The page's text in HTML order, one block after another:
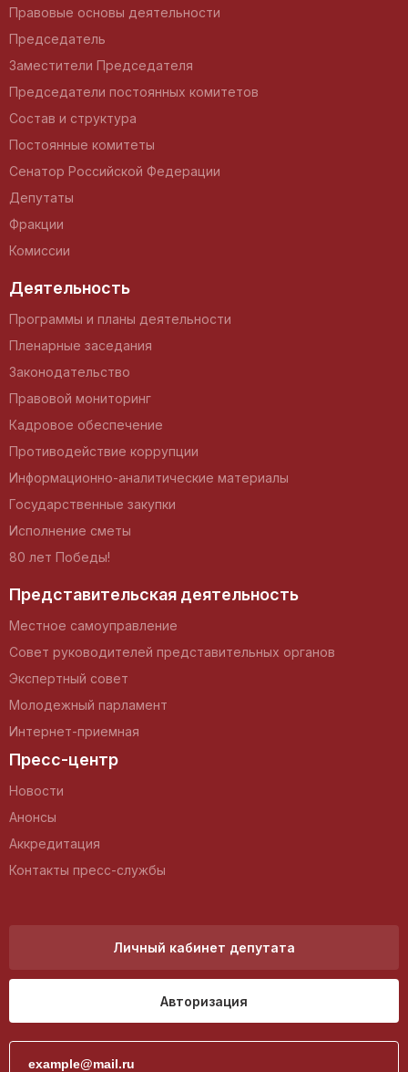
Правовые основы деятельности
Председатель
Заместители Председателя
Председатели постоянных комитетов
Состав и структура
Постоянные комитеты
Сенатор Российской Федерации
Депутаты
Фракции
Комиссии
Деятельность
Программы и планы деятельности
Пленарные заседания
Законодательство
Правовой мониторинг
Кадровое обеспечение
Противодействие коррупции
Информационно-аналитические материалы
Государственные закупки
Исполнение сметы
80 лет Победы!
Представительская деятельность
Местное самоуправление
Совет руководителей представительных органов
Экспертный совет
Молодежный парламент
Интернет-приемная
Пресс-центр
Новости
Анонсы
Аккредитация
Контакты пресс-службы
Личный кабинет депутата
Авторизация